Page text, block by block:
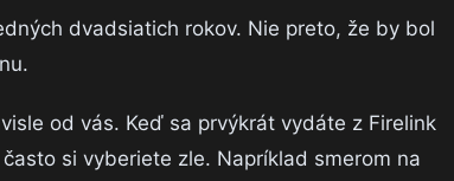
dvadsiatich rokov. Nie preto, že by bol
od vás. Keď sa prvýkrát vydáte z Firelink
si vyberiete zle. Napríklad smerom na